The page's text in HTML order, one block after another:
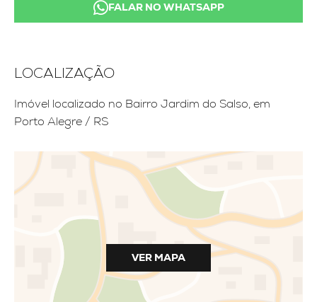
FALAR NO WHATSAPP
LOCALIZAÇÃO
Imóvel localizado no Bairro Jardim do Salso, em
Porto Alegre / RS
VER MAPA